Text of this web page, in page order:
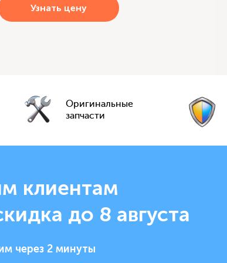
Оригинальные
запчасти
клиентам
до 8 августа
через 2 минуты